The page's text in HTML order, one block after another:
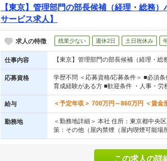
【東京】管理部門の部長候補（経理・総務
サービス求人】
求人の特徴 残業少ない 週休2日 土日祝休み
仕事内容 【東京】管理部門の部長候補（経理・
応募資格
学歴不問 ＜応募資格/応募条件＞ ■必須
育成経験がある方 ■歓迎条件 ・人事・
給与 ＜予定年収＞ 700万円～860万円 ＜賃
勤務地
＜勤務地詳細＞ 本社 住所：東京都中央
策：その他（屋内禁煙（屋内喫煙可能
この求人の詳